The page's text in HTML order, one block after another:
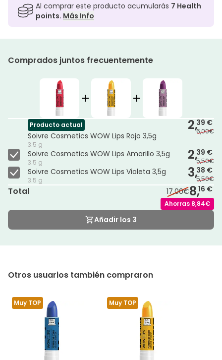
Al comprar este producto acumularás 7 Health
points. Más Info
Comprados juntos frecuentemente
Producto actual
Soivre Cosmetics WOW Lips Rojo 3,5g
3.5 g
2,39 €
6,00€
Soivre Cosmetics WOW Lips Amarillo 3,5g
3.5 g 2,39 €
5,50€
Soivre Cosmetics WOW Lips Violeta 3,5g
3.5 g 3,38 €
5,50€
Total 17,00€8,16 €
Ahorras 8,84€
Añadir los 3
Otros usuarios también compraron
Muy TOP Muy TOP